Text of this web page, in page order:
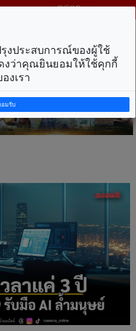
หาคม พ.ศ. 2569
งประสบการณ์ของผู้ใช้
งว่าคุณยินยอมให้ใช้คุกกี้
งเรา
อมรับ